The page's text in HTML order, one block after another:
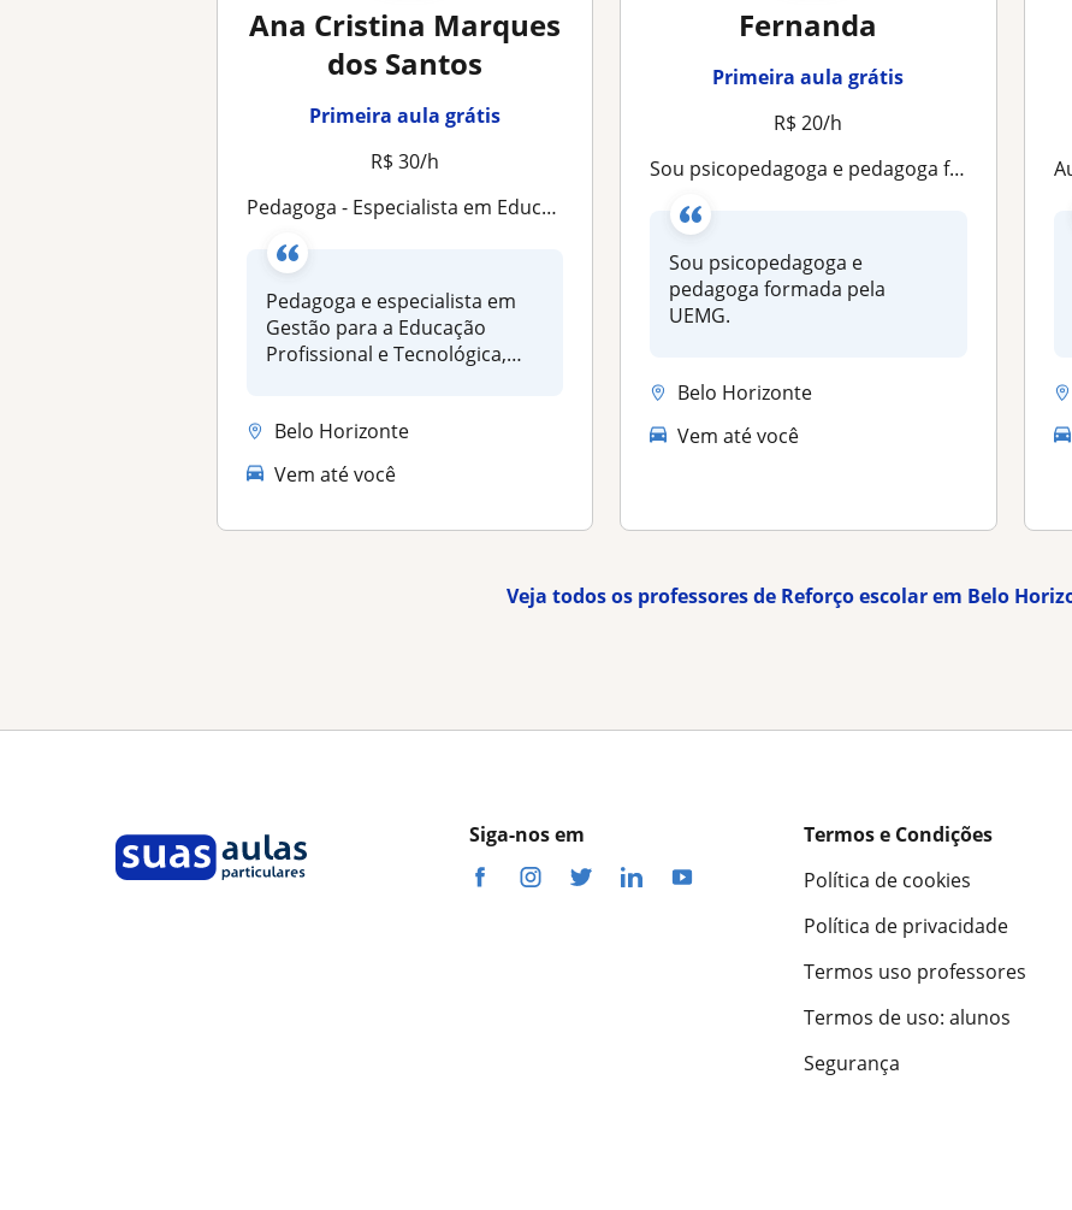
Ana Cristina Marques
dos Santos
Primeira aula grátis
R$ 30/h
Pedagoga - Especialista em Educação Inclusiva, Tecnológica e Reorganização Pedagógica
Pedagoga e especialista em
Gestão para a Educação
Profissional e Tecnológica,
Belo Horizonte
Vem até você
Fernanda
Primeira aula grátis
R$ 20/h
Sou psicopedagoga e pedagoga formada pela UEMG
Sou psicopedagoga e
pedagoga formada pela
UEMG.
Belo Horizonte
Vem até você
Veja todos os professores de Reforço escolar em Belo
Siga-nos em
Termos e Condições
Política de cookies
Política de privacidade
Termos uso professores
Termos de uso: alunos
Segurança